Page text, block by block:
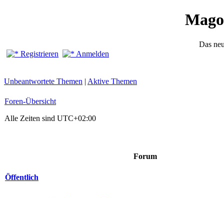
Das
Registrieren
Anmelden
Unbeantwortete Themen | Aktive Themen
Foren-Übersicht
Alle Zeiten sind UTC+02:00
Forum
Öffentlich